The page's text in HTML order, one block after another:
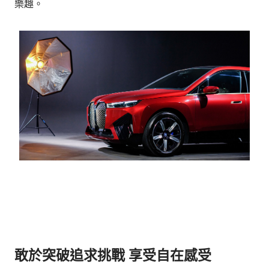
樂趣。
敢於突破追求挑戰 享受自在感受